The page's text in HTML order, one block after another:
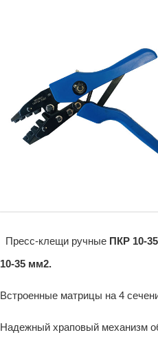
Пресс-клещи ручные ПКР 10-
10-35 мм2.
Встроенные матрицы на 4
Надежный храповый механизм